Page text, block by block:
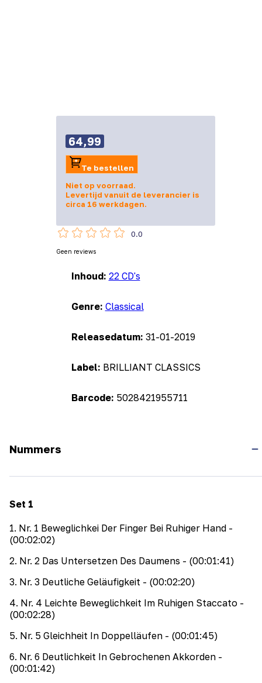
Inhoud: 22 CD's
Genre: Classical
Releasedatum: 31-01-2019
Label: BRILLIANT CLASSICS
Barcode: 5028421955711
64,99
Te bestellen
Niet op voorraad.
Levertijd vanuit de leverancier is
circa 16 werkdagen.
0.0
Geen reviews
Nummers
Set 1
1. Nr. 1 Beweglichkei Der Finger Bei Ruhiger Hand -
(00:02:02)
2. Nr. 2 Das Untersetzen Des Daumens - (00:01:41)
3. Nr. 3 Deutliche Geläufigkeit - (00:02:20)
4. Nr. 4 Leichte Beweglichkeit Im Ruhigen Staccato -
(00:02:28)
5. Nr. 5 Gleichheit In Doppelläufen - (00:01:45)
6. Nr. 6 Deutlichkeit In Gebrochenen Akkorden -
(00:01:42)